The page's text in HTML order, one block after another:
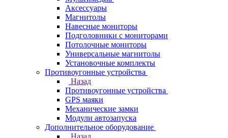
Аксессуары
Магнитолы
Навесные мониторы
Подголовники с мониторами
Потолочные мониторы
Универсальные магнитолы
Установочные комплекты
Противоугонные устройства
Назад
Противоугонные устройства
GPS маяки
Механические замки
Модули автозапуска
Дополнительное оборудование
Назад